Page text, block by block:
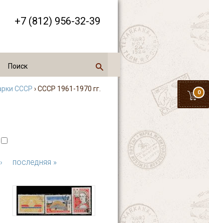
+7 (812) 956-32-39
0
СССР › СССР 1961-1970 гг.
последняя »